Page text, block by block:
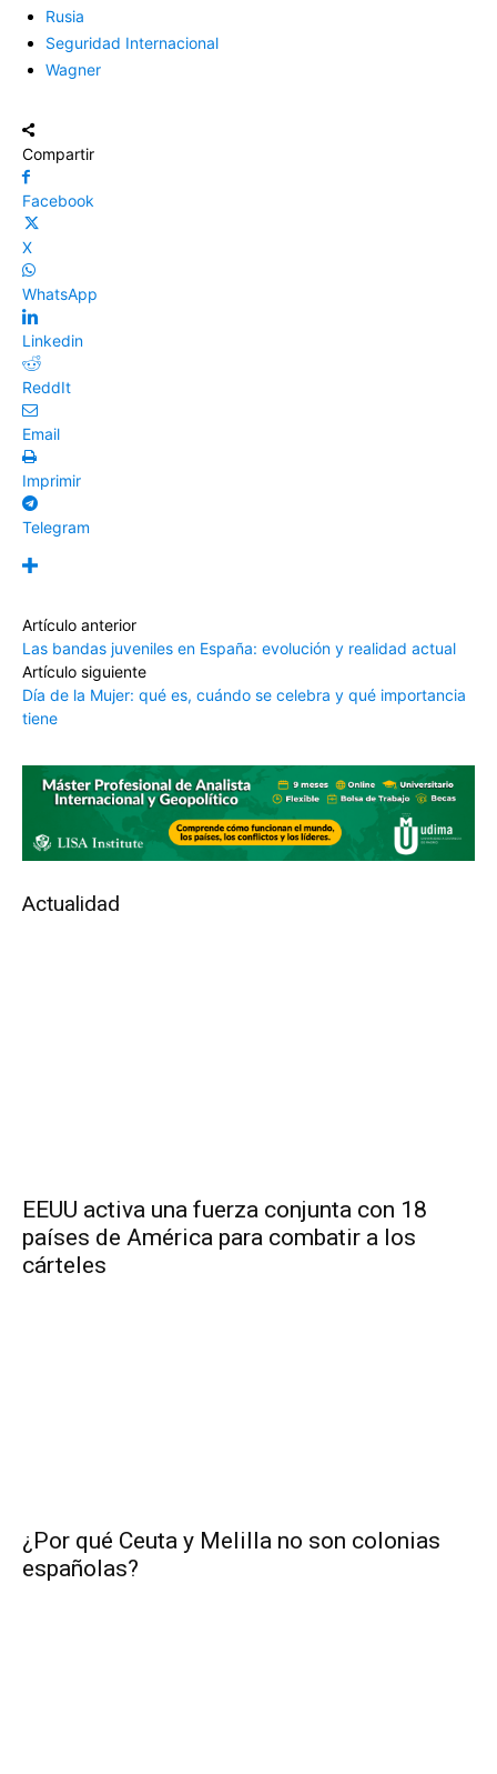
Rusia
Seguridad Internacional
Wagner
Compartir
Facebook
X
WhatsApp
Linkedin
ReddIt
Email
Imprimir
Telegram
Artículo anterior
Las bandas juveniles en España: evolución y realidad actual
Artículo siguiente
Día de la Mujer: qué es, cuándo se celebra y qué importancia
tiene
Actualidad
EEUU activa una fuerza conjunta con 18
países de América para combatir a los
cárteles
¿Por qué Ceuta y Melilla no son colonias
españolas?